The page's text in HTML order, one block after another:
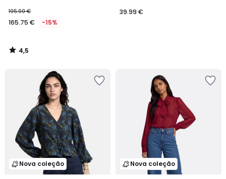
195.00 €
165.75 € -15%
4,5
/
39.99 €
Nova coleção Nova coleção